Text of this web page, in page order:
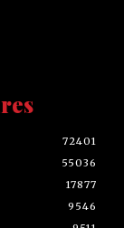
72401
55036
17877
9546